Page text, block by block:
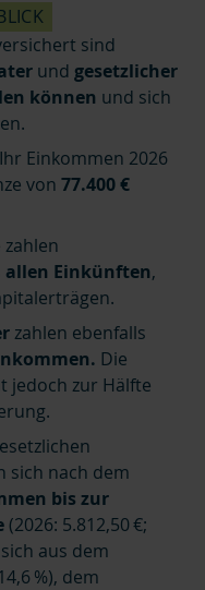
sind
und gesetzlicher
können und sich
Einkommen 2026
von 77.400 €
allen Einkünften,
zahlen ebenfalls
Die
jedoch zur Hälfte
sich nach dem
bis zur
(2026: 5.812,50 €;
aus dem
%), dem